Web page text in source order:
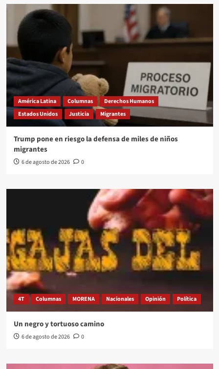
América Latina Columnas
Derechos Humanos
Estados Unidos
Justicia Migrantes
Trump pone en riesgo la defensa de miles de niños
migrantes
6 de agosto de 2026 0
4T Columnas MORENA Nacionales Opinión Política
Un negro y tortuoso camino
6 de agosto de 2026 0